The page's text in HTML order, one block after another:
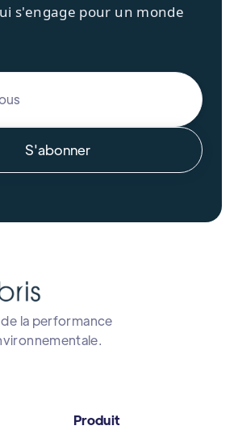
s'engage pour un monde
la performance
Produit